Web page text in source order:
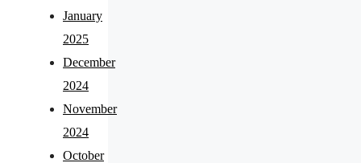
January
2025
December
2024
November
2024
October